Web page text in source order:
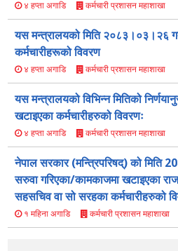
४ हप्ता अगाडि कर्मचारी प्रशासन महाशाखा
यस मन्त्रालयको मिति २०८३।०३।२६
कर्मचारीहरूको विवरण
४ हप्ता अगाडि कर्मचारी प्रशासन महाशाखा
यस मन्त्रालयको विभिन्न मितिको
खटाइएका कर्मचारीहरुको विवरणः
४ हप्ता अगाडि कर्मचारी प्रशासन महाशाखा
नेपाल सरकार (मन्त्रिपरिषद्) को मिति
सरुवा गरिएका/कामकाजमा खटाइएका
सहसचिव वा सो सरहका कर्मचारीहरुको
१ महिना अगाडि कर्मचारी प्रशासन महाशाखा